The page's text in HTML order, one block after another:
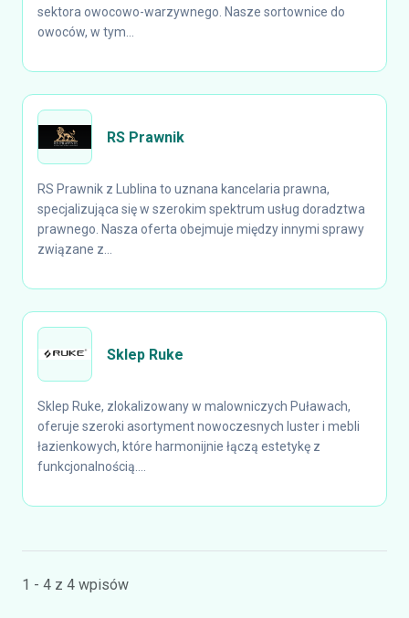
sektora owocowo-warzywnego. Nasze sortownice do
owoców, w tym...
RS Prawnik
RS Prawnik z Lublina to uznana kancelaria prawna,
specjalizująca się w szerokim spektrum usług doradztwa
prawnego. Nasza oferta obejmuje między innymi sprawy
związane z...
Sklep Ruke
Sklep Ruke, zlokalizowany w malowniczych Puławach,
oferuje szeroki asortyment nowoczesnych luster i mebli
łazienkowych, które harmonijnie łączą estetykę z
funkcjonalnością....
1 - 4 z 4 wpisów